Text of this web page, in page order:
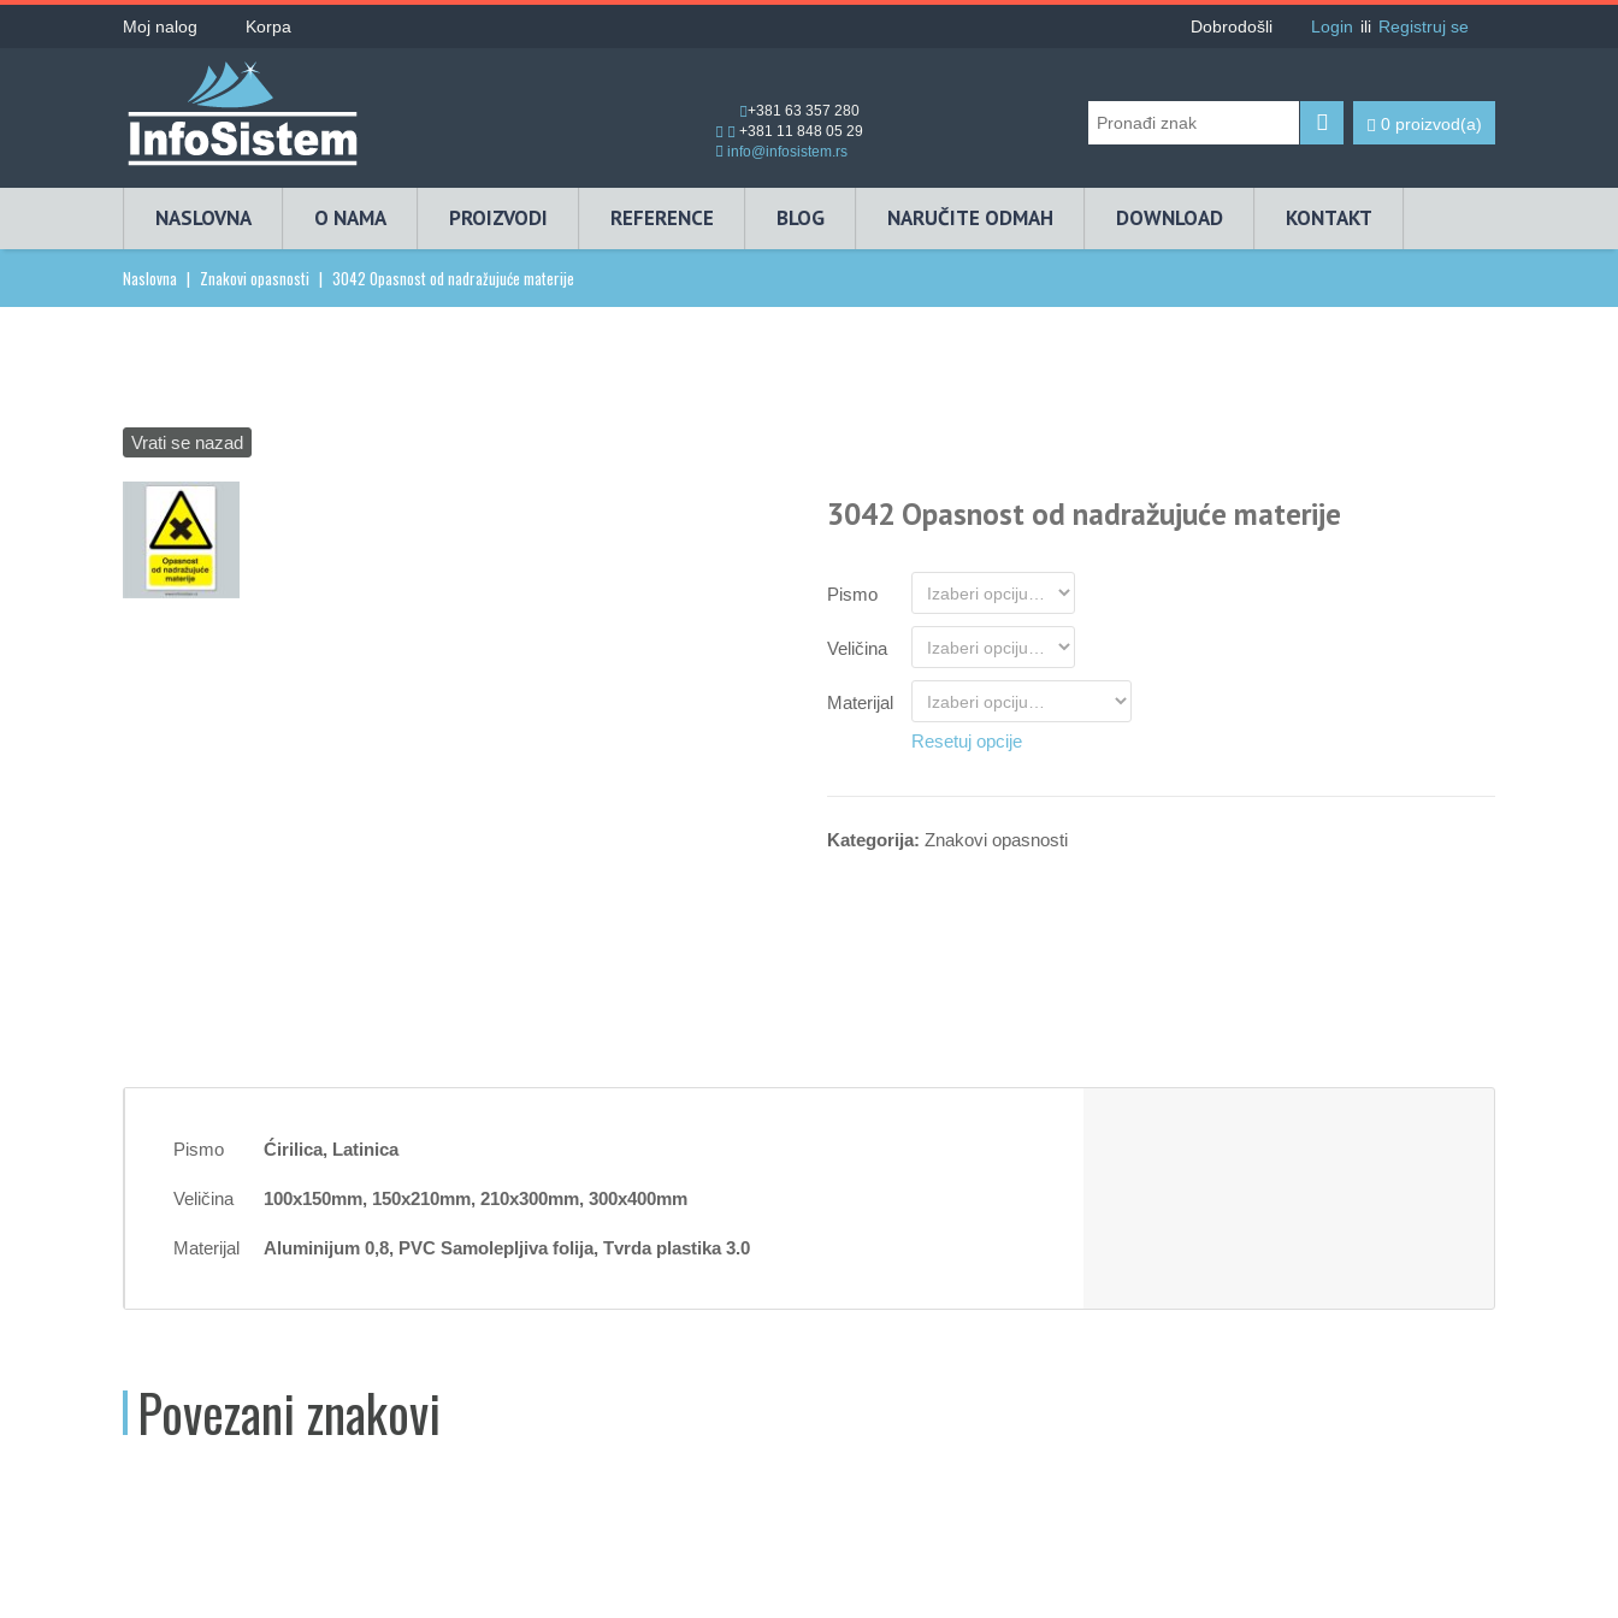
Moj nalog Korpa Dobrodošli Login ili Registruj se
0 proizvod(a)
+381 63 357 280
+381 11 848 05 29
info@infosistem.rs
NASLOVNA O NAMA PROIZVODI REFERENCE BLOG NARUČITE ODMAH DOWNLOAD KONTAKT
Naslovna | Znakovi opasnosti | 3042 Opasnost od nadražujuće materije
Vrati se nazad
3042 Opasnost od nadražujuće materije
Pismo
Veličina
Materijal
Resetuj opcije
Kategorija: Znakovi opasnosti
Pismo Ćirilica, Latinica
Veličina 100x150mm, 150x210mm, 210x300mm, 300x400mm
Materijal Aluminijum 0,8, PVC Samolepljiva folija, Tvrda plastika 3.0
Povezani znakovi